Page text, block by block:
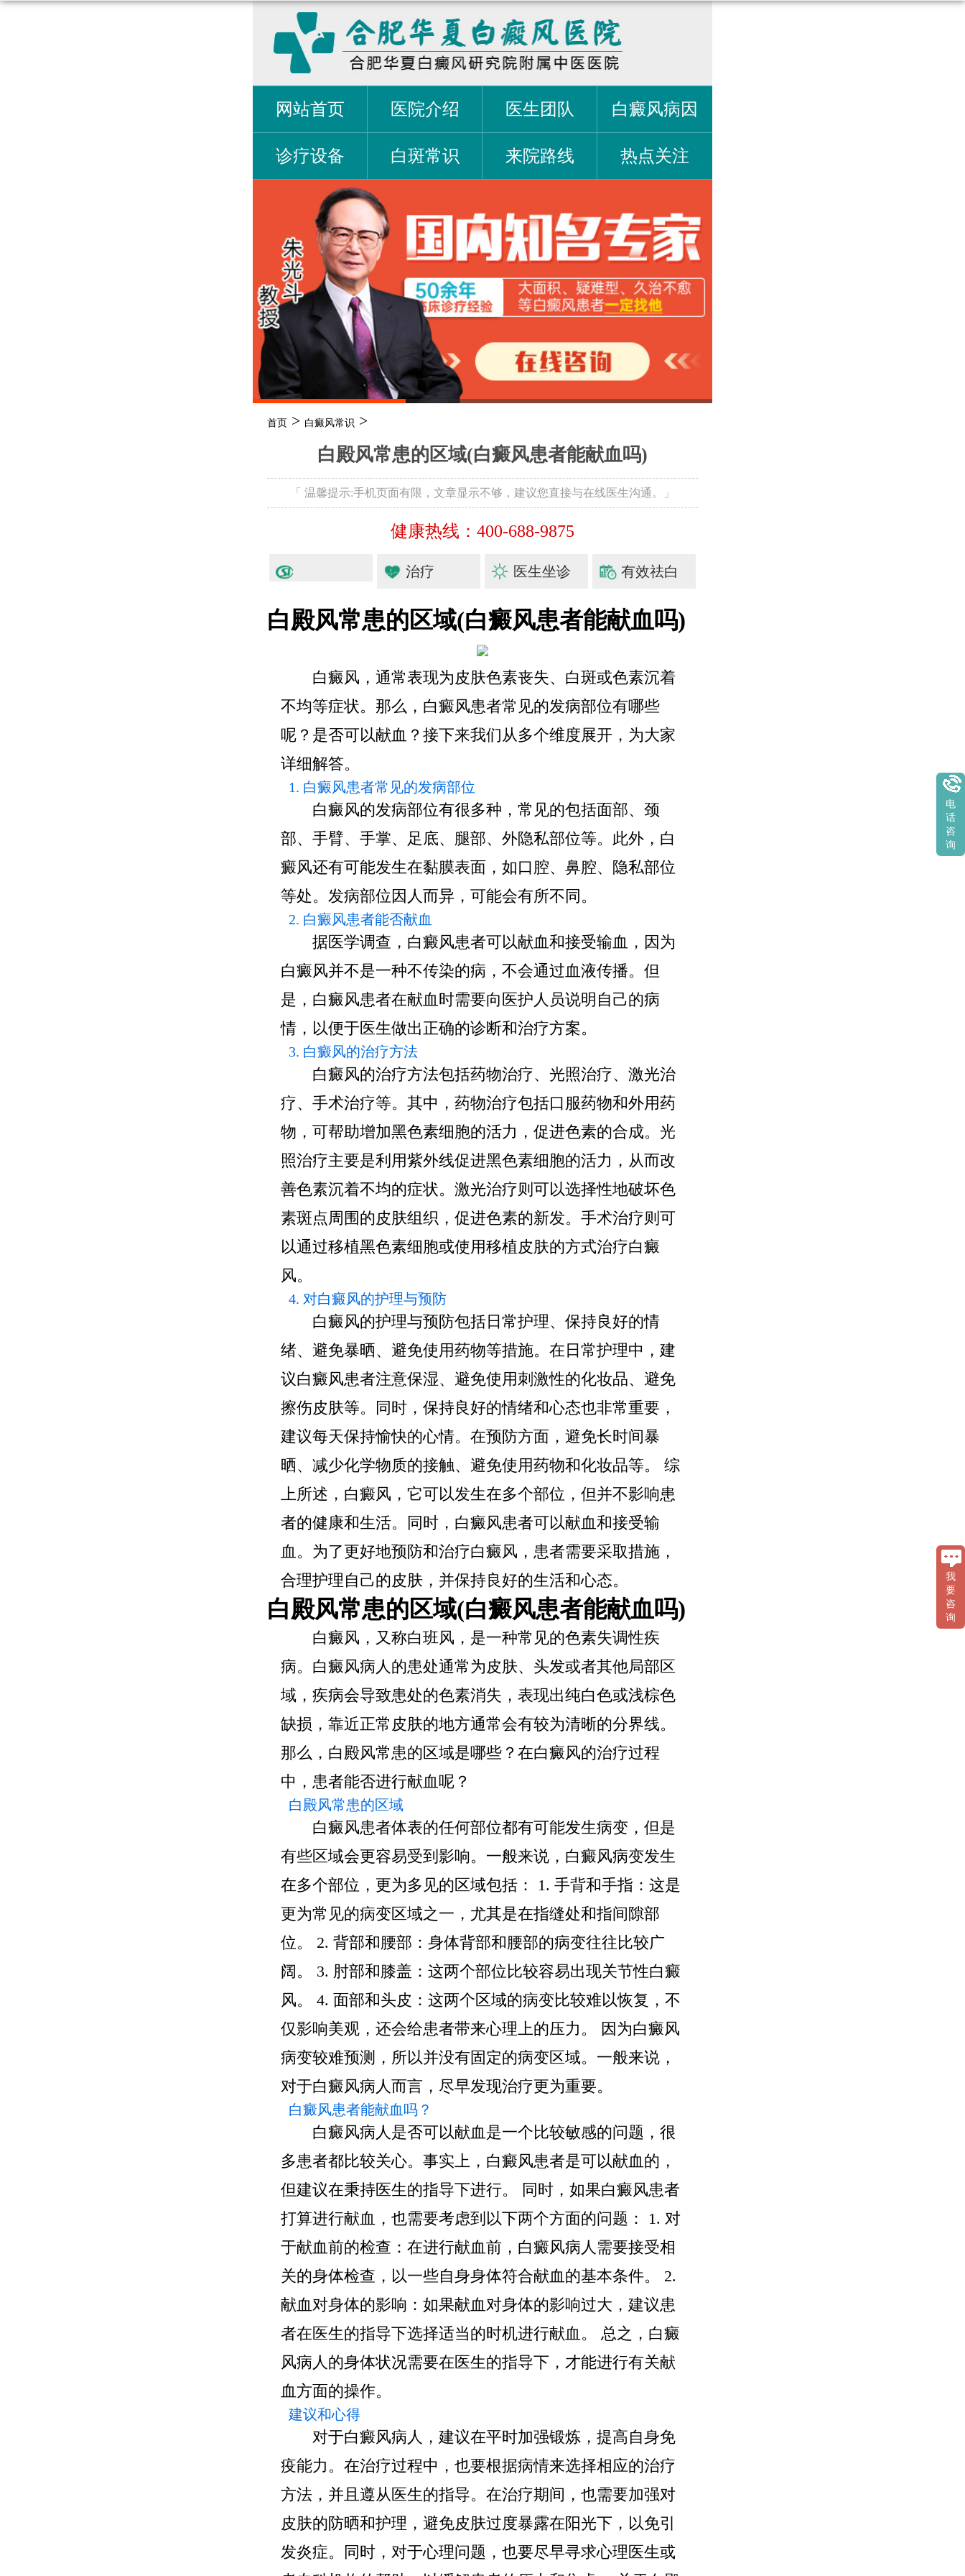
网站首页 医院介绍 医生团队 白癜风病因
诊疗设备 白斑常识 来院路线 热点关注
首页 > 白癜风常识 >
白殿风常患的区域(白癜风患者能献血吗)
「 温馨提示:手机页面有限，文章显示不够，建议您直接与在线医生沟通。」
健康热线：400-688-9875
治疗 医生坐诊 有效祛白
白殿风常患的区域(白癜风患者能献血吗)
白癜风，通常表现为皮肤色素丧失、白斑或色素沉着
不均等症状。那么，白癜风患者常见的发病部位有哪些
呢？是否可以献血？接下来我们从多个维度展开，为大家
详细解答。
1. 白癜风患者常见的发病部位
白癜风的发病部位有很多种，常见的包括面部、颈
部、手臂、手掌、足底、腿部、外隐私部位等。此外，白
癜风还有可能发生在黏膜表面，如口腔、鼻腔、隐私部位
等处。发病部位因人而异，可能会有所不同。
2. 白癜风患者能否献血
据医学调查，白癜风患者可以献血和接受输血，因为
白癜风并不是一种不传染的病，不会通过血液传播。但
是，白癜风患者在献血时需要向医护人员说明自己的病
情，以便于医生做出正确的诊断和治疗方案。
3. 白癜风的治疗方法
白癜风的治疗方法包括药物治疗、光照治疗、激光治
疗、手术治疗等。其中，药物治疗包括口服药物和外用药
物，可帮助增加黑色素细胞的活力，促进色素的合成。光
照治疗主要是利用紫外线促进黑色素细胞的活力，从而改
善色素沉着不均的症状。激光治疗则可以选择性地破坏色
素斑点周围的皮肤组织，促进色素的新发。手术治疗则可
以通过移植黑色素细胞或使用移植皮肤的方式治疗白癜
风。
4. 对白癜风的护理与预防
白癜风的护理与预防包括日常护理、保持良好的情
绪、避免暴晒、避免使用药物等措施。在日常护理中，建
议白癜风患者注意保湿、避免使用刺激性的化妆品、避免
擦伤皮肤等。同时，保持良好的情绪和心态也非常重要，
建议每天保持愉快的心情。在预防方面，避免长时间暴
晒、减少化学物质的接触、避免使用药物和化妆品等。 综
上所述，白癜风，它可以发生在多个部位，但并不影响患
者的健康和生活。同时，白癜风患者可以献血和接受输
血。为了更好地预防和治疗白癜风，患者需要采取措施，
合理护理自己的皮肤，并保持良好的生活和心态。
白殿风常患的区域(白癜风患者能献血吗)
白癜风，又称白班风，是一种常见的色素失调性疾
病。白癜风病人的患处通常为皮肤、头发或者其他局部区
域，疾病会导致患处的色素消失，表现出纯白色或浅棕色
缺损，靠近正常皮肤的地方通常会有较为清晰的分界线。
那么，白殿风常患的区域是哪些？在白癜风的治疗过程
中，患者能否进行献血呢？
白殿风常患的区域
白癜风患者体表的任何部位都有可能发生病变，但是
有些区域会更容易受到影响。一般来说，白癜风病变发生
在多个部位，更为多见的区域包括： 1. 手背和手指：这是
更为常见的病变区域之一，尤其是在指缝处和指间隙部
位。 2. 背部和腰部：身体背部和腰部的病变往往比较广
阔。 3. 肘部和膝盖：这两个部位比较容易出现关节性白癜
风。 4. 面部和头皮：这两个区域的病变比较难以恢复，不
仅影响美观，还会给患者带来心理上的压力。 因为白癜风
病变较难预测，所以并没有固定的病变区域。一般来说，
对于白癜风病人而言，尽早发现治疗更为重要。
白癜风患者能献血吗？
白癜风病人是否可以献血是一个比较敏感的问题，很
多患者都比较关心。事实上，白癜风患者是可以献血的，
但建议在秉持医生的指导下进行。 同时，如果白癜风患者
打算进行献血，也需要考虑到以下两个方面的问题： 1. 对
于献血前的检查：在进行献血前，白癜风病人需要接受相
关的身体检查，以一些自身身体符合献血的基本条件。 2.
献血对身体的影响：如果献血对身体的影响过大，建议患
者在医生的指导下选择适当的时机进行献血。 总之，白癜
风病人的身体状况需要在医生的指导下，才能进行有关献
血方面的操作。
建议和心得
对于白癜风病人，建议在平时加强锻炼，提高自身免
疫能力。在治疗过程中，也要根据病情来选择相应的治疗
方法，并且遵从医生的指导。在治疗期间，也需要加强对
皮肤的防晒和护理，避免皮肤过度暴露在阳光下，以免引
发炎症。同时，对于心理问题，也要尽早寻求心理医生或
我
要
咨
询
电
话
咨
询